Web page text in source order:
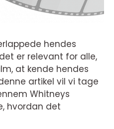
hendes
er relevant for alle,
at kende hendes
artikel vil vi tage
Whitneys
hvordan det